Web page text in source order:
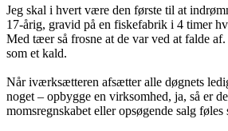
Jeg skal i hvert være den første til at
17-årig, gravid på en fiskefabrik i 4 timer
Med tæer så frosne at de var ved at falde
som et kald.
Når iværksætteren afsætter alle døgnets
noget – opbygge en virksomhed, ja, så er
momsregnskabet eller opsøgende salg føles